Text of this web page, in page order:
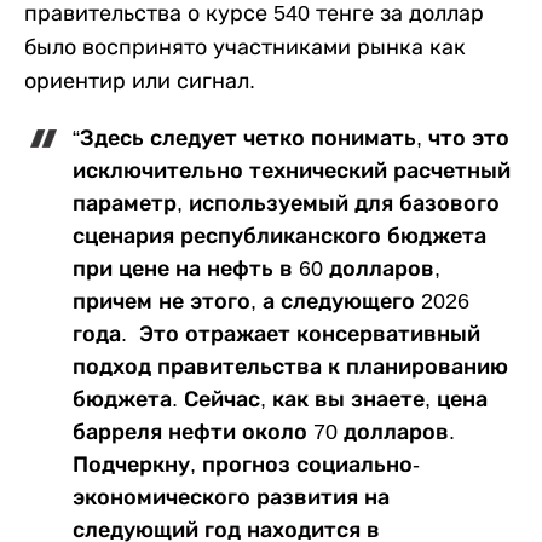
правительства о курсе 540 тенге за доллар
было воспринято участниками рынка как
ориентир или сигнал.
“Здесь следует четко понимать, что это
исключительно технический расчетный
параметр, используемый для базового
сценария республиканского бюджета
при цене на нефть в 60 долларов,
причем не этого, а следующего 2026
года. Это отражает консервативный
подход правительства к планированию
бюджета. Сейчас, как вы знаете, цена
барреля нефти около 70 долларов.
Подчеркну, прогноз социально-
экономического развития на
следующий год находится в